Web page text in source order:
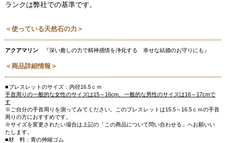
ランクは弊社での基準です。
＜使っている天然石の力＞
アクアマリン 『深い癒しの力で精神感情を浄化する 幸せな結婚のお守りにも』
＜商品詳細情報＞
■ブレスレットのサイズ：内径16.5ｃｍ
手首周りの一般的な女性のサイズは15～16cm、一般的な男性のサイズは16～17cmで
す
※ご自分の手首周りを測ってみてください。このブレスレットは15.5～16.5ｃｍの手首
周りの方におすすめです。
※サイズを変更されたい場合は上記の「この商品について問い合わせる」へお願いい
たします。
■材 料：青の伸縮ゴム